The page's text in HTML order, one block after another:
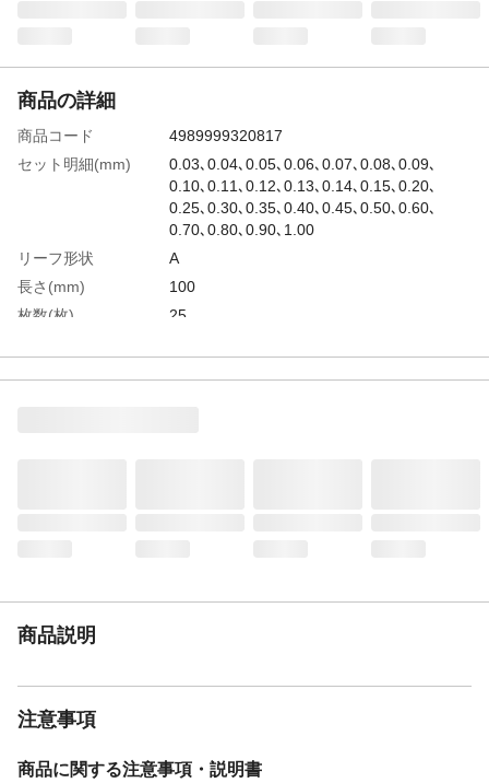
商品の詳細
商品コード
4989999320817
セット明細(mm)
0.03､0.04､0.05､0.06､0.07､0.08､0.09､
0.10､0.11､0.12､0.13､0.14､0.15､0.20､
0.25､0.30､0.35､0.40､0.45､0.50､0.60､
0.70､0.80､0.90､1.00
リーフ形状
A
長さ(mm)
100
枚数(枚)
25
商品説明
注意事項
商品に関する注意事項・説明書